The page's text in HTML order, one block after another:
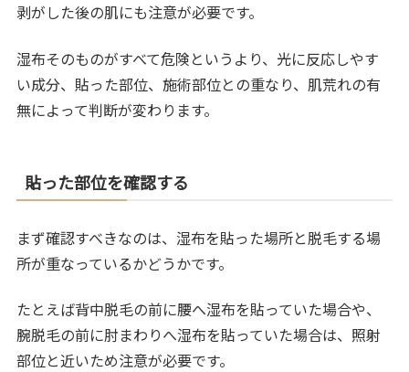
剥がした後の肌にも注意が必要です。
湿布そのものがすべて危険というより、光に反応しやす
い成分、貼った部位、施術部位との重なり、肌荒れの有
無によって判断が変わります。
貼った部位を確認する
まず確認すべきなのは、湿布を貼った場所と脱毛する場
所が重なっているかどうかです。
たとえば背中脱毛の前に腰へ湿布を貼っていた場合や、
腕脱毛の前に肘まわりへ湿布を貼っていた場合は、照射
部位と近いため注意が必要です。